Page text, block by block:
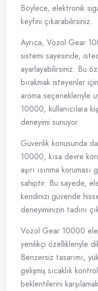
Böylece, elektronik
keyfini çıkarabilirsiniz.
Ayrıca, Vozol Gear
sistemi sayesinde,
ayarlayabilirsiniz. Bu
bırakmak isteyenler
aroma seçenekleriyle
10000, kullanıcılara
deneyimi sunuyor.
Güvenlik konusunda
10000, kısa devre
aşırı ısınma
sahiptir. Bu sayede,
kendinizi güvende
deneyiminizin tadını
Vozol Gear 10000
yenilikçi özellikleriyle
Benzersiz tasarımı,
gelişmiş sıcaklık
beklentilerini